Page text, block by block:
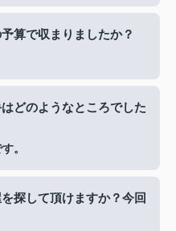
算で収まりましたか？
どのようなところでした
。
探して頂けますか？今回